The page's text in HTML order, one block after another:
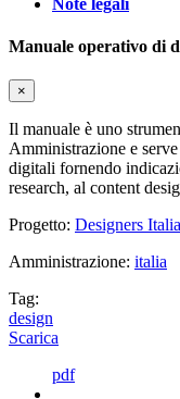
Manuale operativo di
×
Il manuale è uno
Amministrazione e
digitali fornendo
research, al content
Progetto: Designers Italia
Amministrazione: italia
Tag:
design
Scarica
pdf